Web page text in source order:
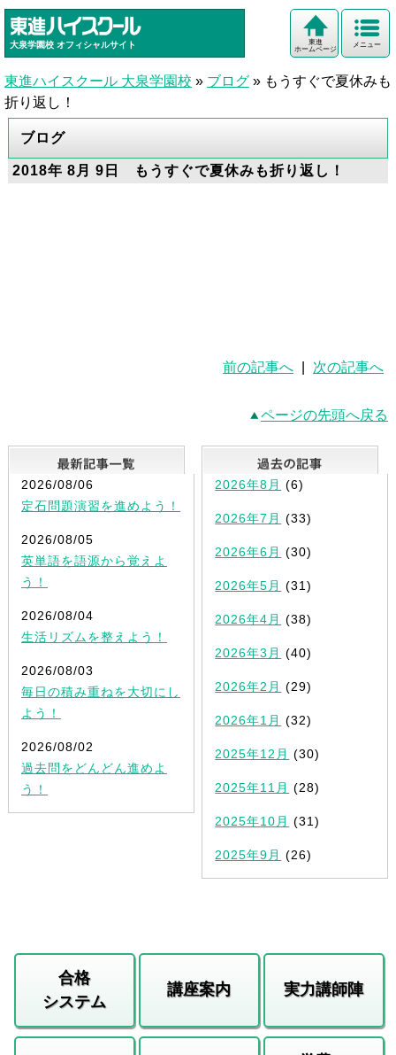
大泉学園校 オフィシャルサイト メニュー
東進
ホームページ
東進ハイスクール 大泉学園校 » ブログ » もうすぐで夏休みも
折り返し！
ブログ
2018年 8月 9日 もうすぐで夏休みも折り返し！
前の記事へ 次の記事へ
ページの先頭へ戻る
最新記事一覧
2026/08/06
定石問題演習を進めよう！
2026/08/05
英単語を語源から覚えよ
う！
2026/08/04
生活リズムを整えよう！
2026/08/03
毎日の積み重ねを大切にし
よう！
2026/08/02
過去問をどんどん進めよ
う！
2026年8月 (6)
2026年7月 (33)
2026年6月 (30)
2026年5月 (31)
2026年4月 (38)
2026年3月 (40)
2026年2月 (29)
2026年1月 (32)
2025年12月 (30)
2025年11月 (28)
2025年10月 (31)
2025年9月 (26)
合格
システム
講座案内 実力講師陣